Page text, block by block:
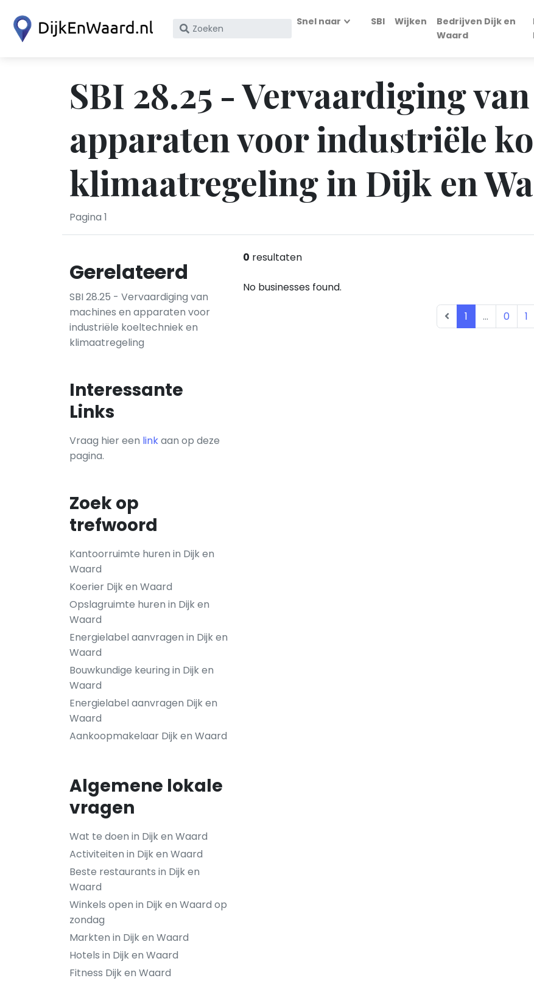
Zoek
KvK
nummer
Snel naar SBI Wijken
Bedrijven Dijk en
Waard
SBI 28.25 - Vervaardiging
apparaten voor industriële
klimaatregeling in Dijk en
Pagina 1
Gerelateerd
SBI 28.25 - Vervaardiging van
machines en apparaten voor
industriële koeltechniek en
klimaatregeling
Interessante
Links
Vraag hier een linkaan op deze
pagina.
Zoek op
trefwoord
Kantoorruimte huren in Dijk en
Waard
Koerier Dijk en Waard
Opslagruimte huren in Dijk en
Waard
Energielabel aanvragen in Dijk en
Waard
Bouwkundige keuring in Dijk en
Waard
Energielabel aanvragen Dijk en
Waard
Aankoopmakelaar Dijk en Waard
Algemene lokale
vragen
Wat te doen in Dijk en Waard
Activiteiten in Dijk en Waard
Beste restaurants in Dijk en
Waard
Winkels open in Dijk en Waard op
zondag
Markten in Dijk en Waard
Hotels in Dijk en Waard
Fitness Dijk en Waard
0 resultaten
No businesses found.
1 ... 0 1